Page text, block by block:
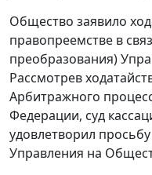
Общество заявило
правопреемстве в
преобразования)
Рассмотрев
Арбитражного
Федерации, суд
удовлетворил
Управления на